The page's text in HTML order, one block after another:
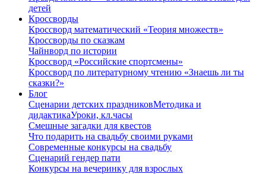
детей
Кроссворды
Кроссворд математический «Теория множеств»
Кроссворды по сказкам
Чайнворд по истории
Кроссворд «Российские спортсмены»
Кроссворд по литературному чтению «Знаешь ли ты
сказки?»
Блог
Сценарии детских праздниковМетодика и
дидактикаУроки, кл.часы
Смешные загадки для квестов
Что подарить на свадьбу своими руками
Современные конкурсы на свадьбу
Сценарий гендер пати
Конкурсы на вечеринку для взрослых